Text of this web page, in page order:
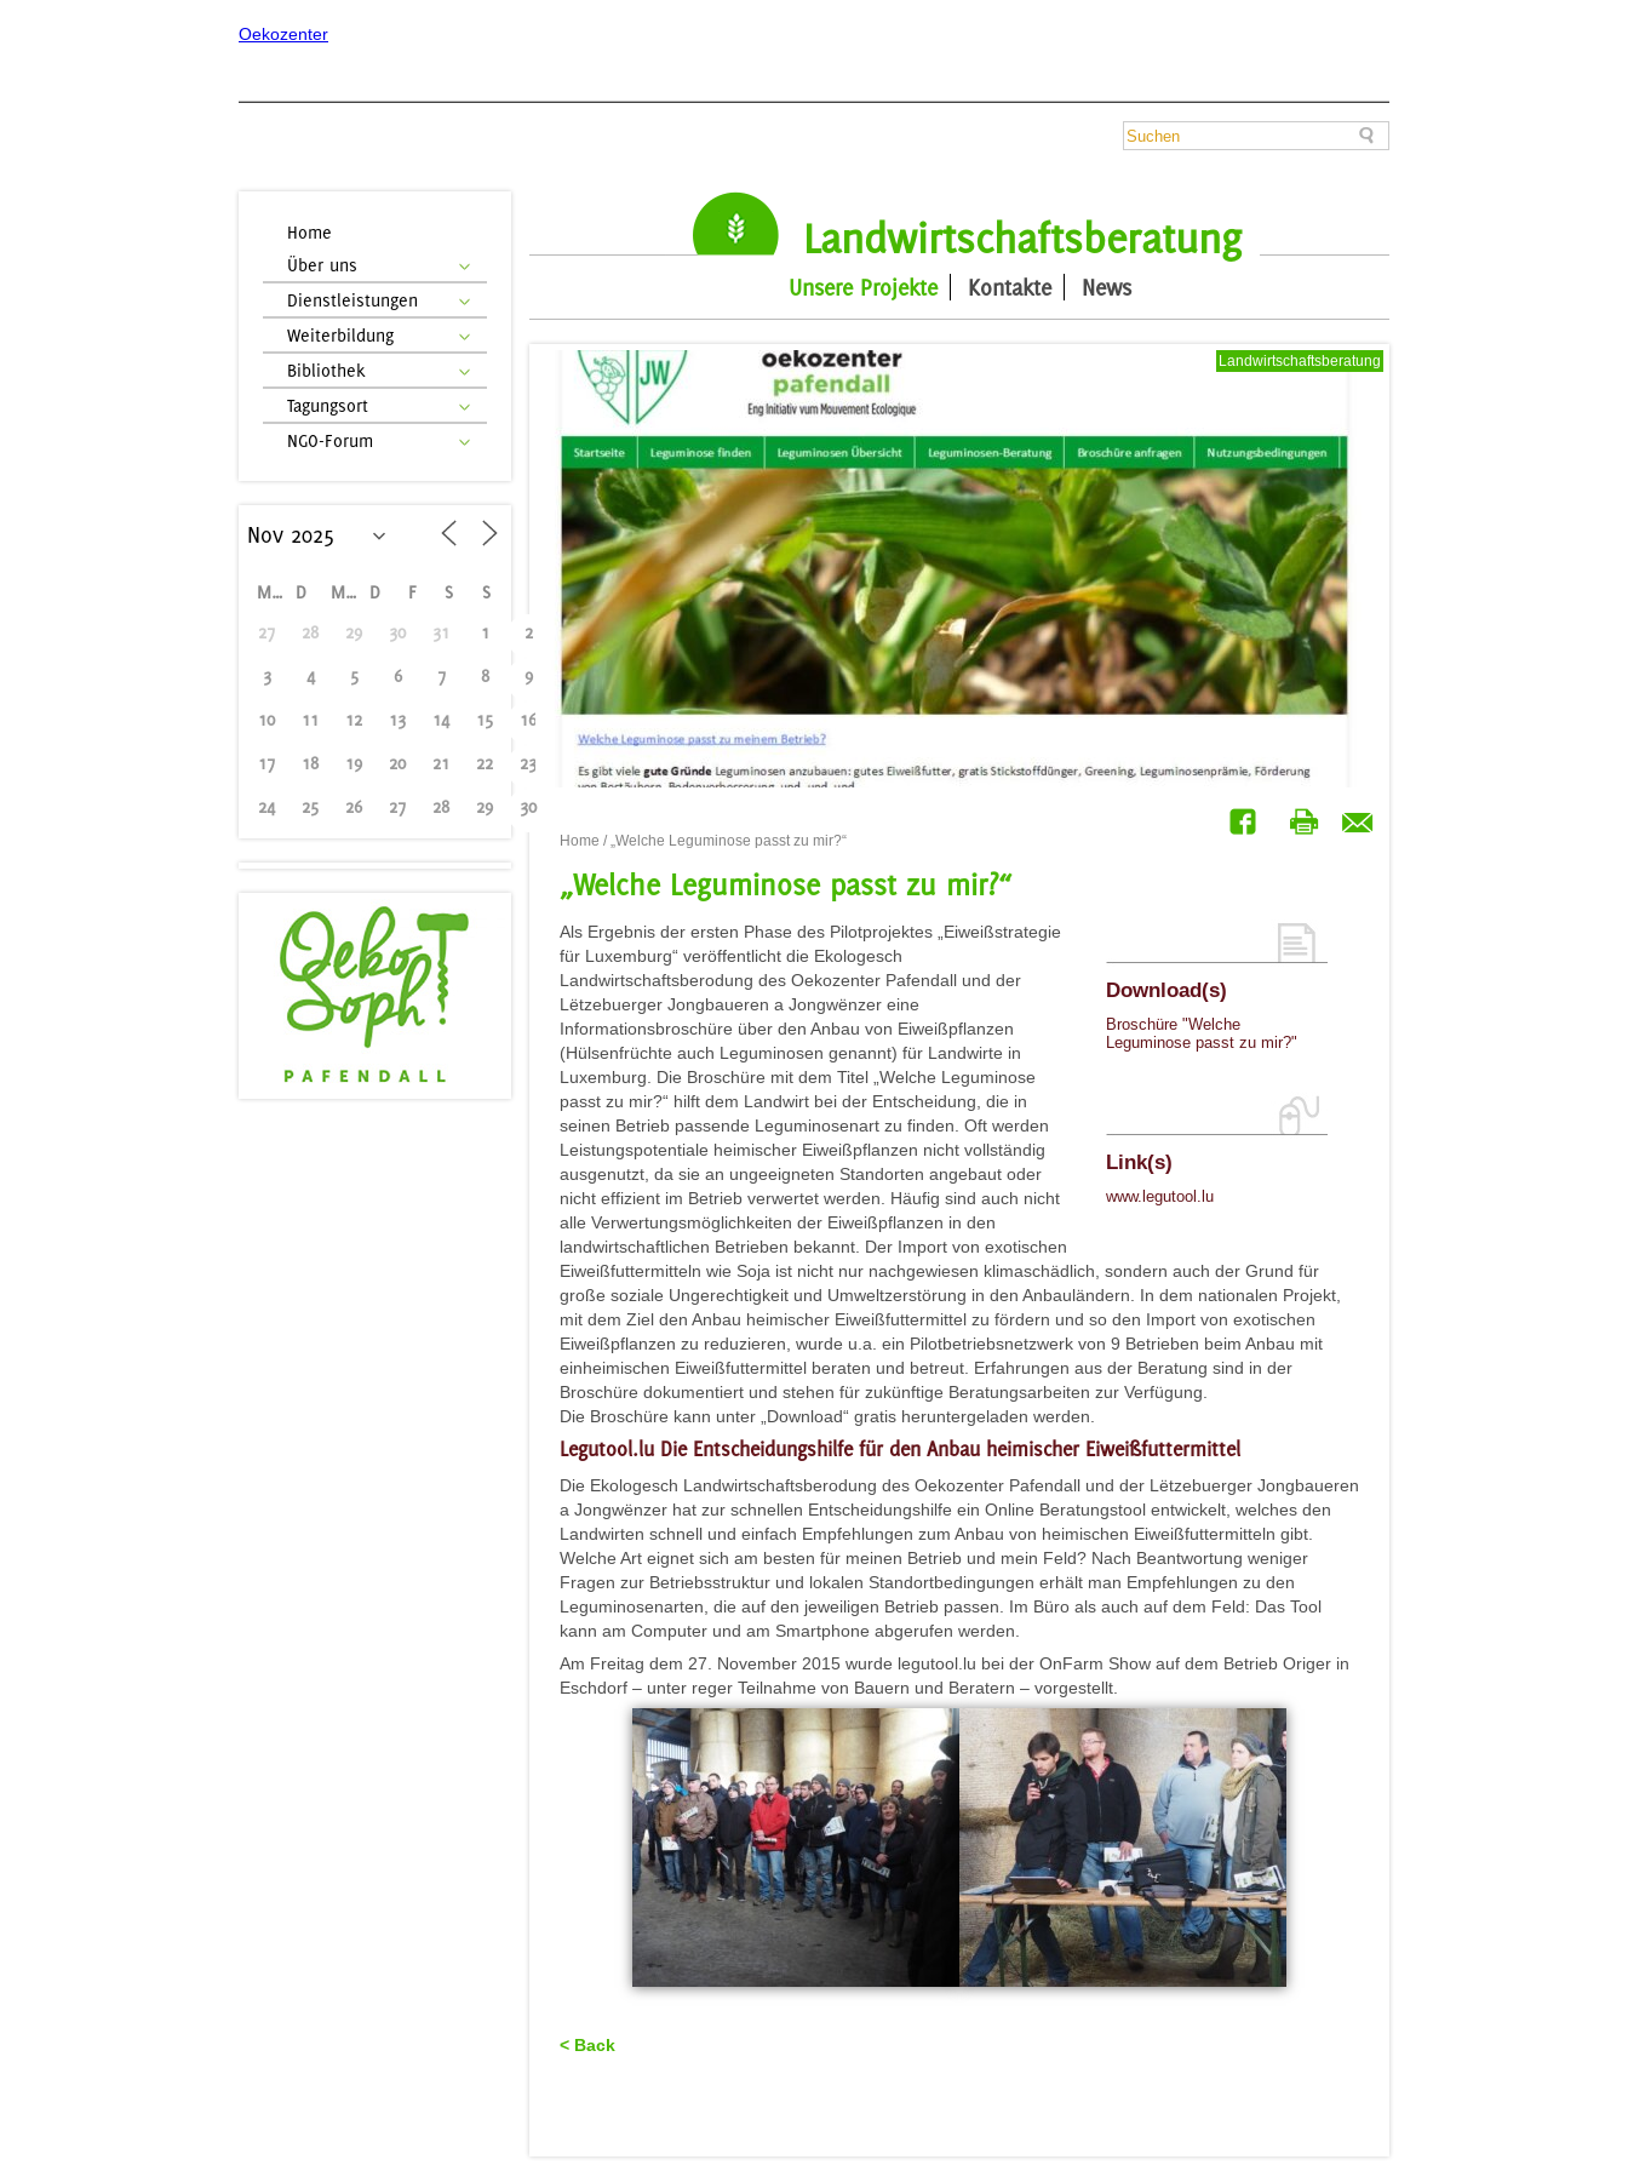
Oekozenter
Home
Über uns
Dienstleistungen
Weiterbildung
Bibliothek
Tagungsort
NGO-Forum
M D M D F S
S
27
28 29 30 31 1 2
3 4 5 6 7 8 9
10 11 12 13 14 15 16
17 18 19 20 21 22 23
24 25 26 27 28 29 30
Landwirtschaftsberatung
Unsere Projekte Kontakte News
Landwirtschaftsberatung
Home / „Welche Leguminose passt zu mir?“
„Welche Leguminose passt zu mir?“
Download(s)
Broschüre "Welche
Leguminose passt zu mir?"
Link(s)
www.legutool.lu
Als Ergebnis der ersten Phase des Pilotprojektes „Eiweißstrategie
für Luxemburg“ veröffentlicht die Ekologesch
Landwirtschaftsberodung des Oekozenter Pafendall und der
Lëtzebuerger Jongbaueren a Jongwënzer eine
Informationsbroschüre über den Anbau von Eiweißpflanzen
(Hülsenfrüchte auch Leguminosen genannt) für Landwirte in
Luxemburg. Die Broschüre mit dem Titel „Welche Leguminose
passt zu mir?“ hilft dem Landwirt bei der Entscheidung, die in
seinen Betrieb passende Leguminosenart zu finden. Oft werden
Leistungspotentiale heimischer Eiweißpflanzen nicht vollständig
ausgenutzt, da sie an ungeeigneten Standorten angebaut oder
nicht effizient im Betrieb verwertet werden. Häufig sind auch nicht
alle Verwertungsmöglichkeiten der Eiweißpflanzen in den
landwirtschaftlichen Betrieben bekannt. Der Import von exotischen
Eiweißfuttermitteln wie Soja ist nicht nur nachgewiesen klimaschädlich, sondern auch der Grund für
große soziale Ungerechtigkeit und Umweltzerstörung in den Anbauländern. In dem nationalen Projekt,
mit dem Ziel den Anbau heimischer Eiweißfuttermittel zu fördern und so den Import von exotischen
Eiweißpflanzen zu reduzieren, wurde u.a. ein Pilotbetriebsnetzwerk von 9 Betrieben beim Anbau mit
einheimischen Eiweißfuttermittel beraten und betreut. Erfahrungen aus der Beratung sind in der
Broschüre dokumentiert und stehen für zukünftige Beratungsarbeiten zur Verfügung.
Die Broschüre kann unter „Download“ gratis heruntergeladen werden.
Legutool.lu Die Entscheidungshilfe für den Anbau heimischer Eiweißfuttermittel
Die Ekologesch Landwirtschaftsberodung des Oekozenter Pafendall und der Lëtzebuerger Jongbaueren
a Jongwënzer hat zur schnellen Entscheidungshilfe ein Online Beratungstool entwickelt, welches den
Landwirten schnell und einfach Empfehlungen zum Anbau von heimischen Eiweißfuttermitteln gibt.
Welche Art eignet sich am besten für meinen Betrieb und mein Feld? Nach Beantwortung weniger
Fragen zur Betriebsstruktur und lokalen Standortbedingungen erhält man Empfehlungen zu den
Leguminosenarten, die auf den jeweiligen Betrieb passen. Im Büro als auch auf dem Feld: Das Tool
kann am Computer und am Smartphone abgerufen werden.
Am Freitag dem 27. November 2015 wurde legutool.lu bei der OnFarm Show auf dem Betrieb Origer in
Eschdorf – unter reger Teilnahme von Bauern und Beratern – vorgestellt.
< Back